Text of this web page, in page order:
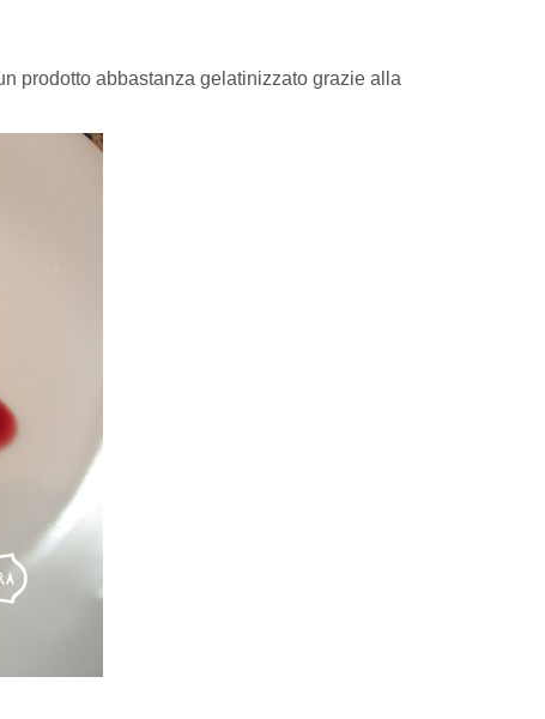
prodotto abbastanza gelatinizzato grazie alla